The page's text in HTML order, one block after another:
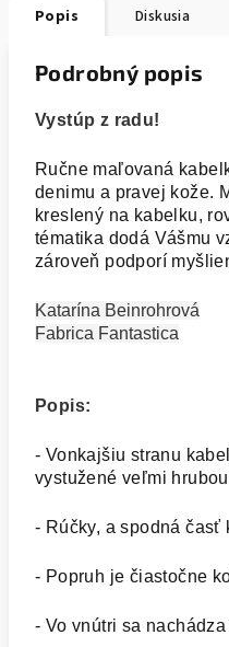
Popis Diskusia
Podrobný popis
Vystúp z radu!
Ručne maľovaná
denimu a pravej kože.
kreslený na kabelku,
tématika dodá Vášmu
zároveň podporí
Katarína Beinrohrová
Fabrica Fantastica
Popis:
- Vonkajšiu stranu
vystužené veľmi
- Rúčky, a spodná časť
- Popruh je čiastočne
- Vo vnútri sa